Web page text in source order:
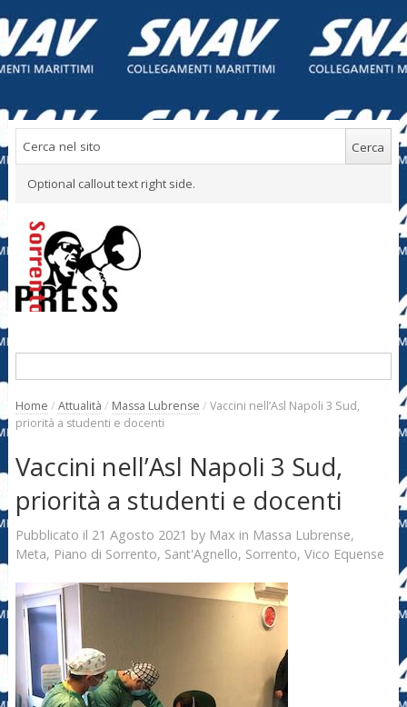
Optional callout text right side.
Home / Attualità / Massa Lubrense / Vaccini nell’Asl Napoli 3 Sud,
priorità a studenti e docenti
Vaccini nell’Asl Napoli 3 Sud,
priorità a studenti e docenti
Pubblicato il 21 Agosto 2021 by Max in Massa Lubrense,
Meta, Piano di Sorrento, Sant'Agnello, Sorrento, Vico Equense